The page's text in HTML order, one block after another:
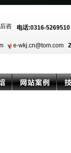
电话:0316-
e-wkj.cn@tom.com